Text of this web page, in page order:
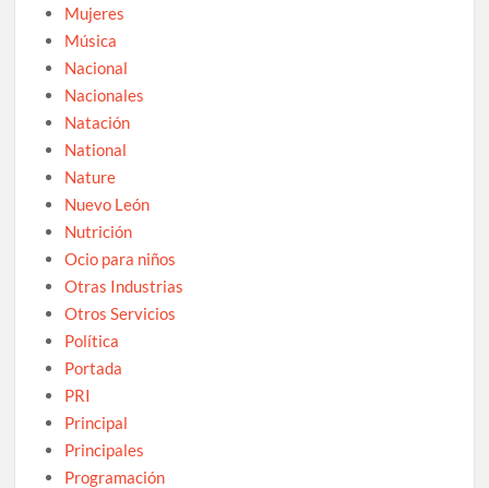
Mujeres
Música
Nacional
Nacionales
Natación
National
Nature
Nuevo León
Nutrición
Ocio para niños
Otras Industrias
Otros Servicios
Política
Portada
PRI
Principal
Principales
Programación